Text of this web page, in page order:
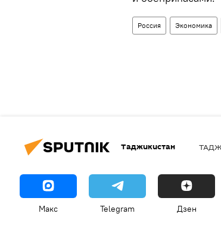
Россия Экономика
Таджикистан
Макс Telegram Дзен